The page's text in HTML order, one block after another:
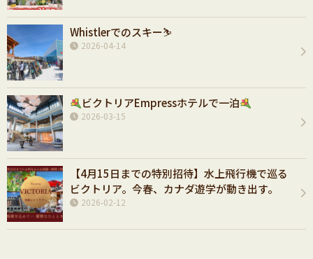
Whistlerでのスキー⛷️
2026-04-14
ビクトリアEmpressホテルで一泊
2026-03-15
【4月15日までの特別招待】水上飛行機で巡る
ビクトリア。今春、カナダ遊学が動き出す。
2026-02-12